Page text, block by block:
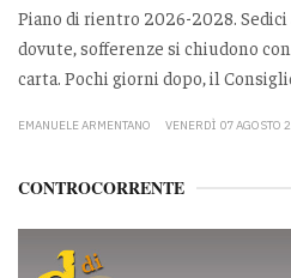
Piano di rientro 2026-2028.
dovute, sofferenze si chiudono
carta. Pochi giorni dopo, il
EMANUELE ARMENTANO VENERDÌ 07 AGOSTO
CONTROCORRENTE